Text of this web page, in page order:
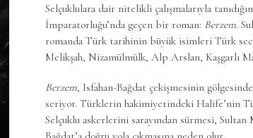
Selçuklulara dair nitelikli çalışmalarıyla
İmparatorluğu’nda geçen bir roman: Berzem.
romanda Türk tarihinin büyük isimleri Türk
Melikşah, Nizamülmülk, Alp Arslan, Kaşgarlı
Berzem, Isfahan-Bağdat çekişmesinin
seriyor. Türklerin hakimiyetindeki Halife’nin
Selçuklu askerlerini sarayından sürmesi,